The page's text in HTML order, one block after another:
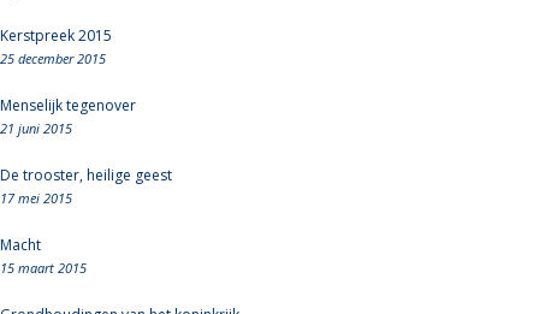
Kerstpreek 2015
25 december 2015
Menselijk tegenover
21 juni 2015
De trooster, heilige geest
17 mei 2015
Macht
15 maart 2015